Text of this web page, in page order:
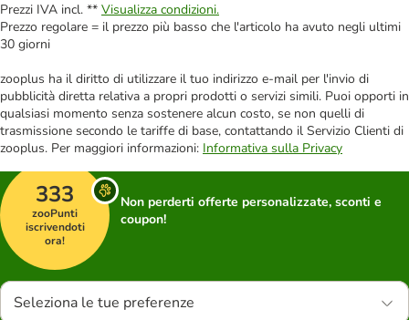
Prezzi IVA incl. ** Visualizza condizioni.
Prezzo regolare = il prezzo più basso che l'articolo ha avuto negli ultimi
30 giorni
zooplus ha il diritto di utilizzare il tuo indirizzo e-mail per l'invio di
pubblicità diretta relativa a propri prodotti o servizi simili. Puoi opporti in
qualsiasi momento senza sostenere alcun costo, se non quelli di
trasmissione secondo le tariffe di base, contattando il Servizio Clienti di
zooplus. Per maggiori informazioni: Informativa sulla Privacy
333
zooPunti
iscrivendoti
ora!
Non perderti offerte personalizzate, sconti e
coupon!
Seleziona le tue preferenze